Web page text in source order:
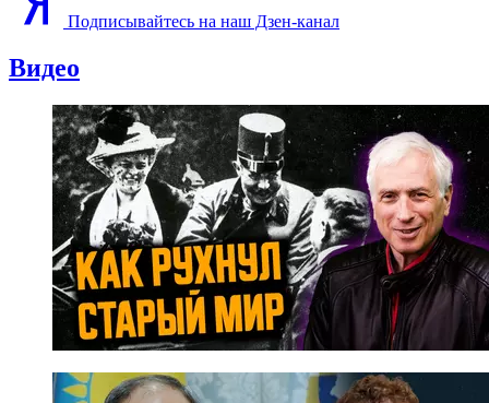
Подписывайтесь на наш Дзен-канал
Видео